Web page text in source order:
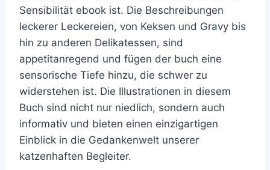
Sensibilität ebook ist. Die Beschreibungen
leckerer Leckereien, von Keksen und Gravy bis
hin zu anderen Delikatessen, sind
appetitanregend und fügen der buch eine
sensorische Tiefe hinzu, die schwer zu
widerstehen ist. Die Illustrationen in diesem
Buch sind nicht nur niedlich, sondern auch
informativ und bieten einen einzigartigen
Einblick in die Gedankenwelt unserer
katzenhaften Begleiter.